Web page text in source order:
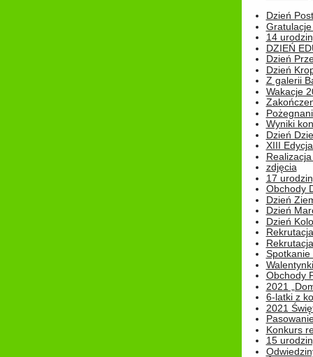
Dzień
14
DZIEŃ
Dzień
Dzień
Z galerii
Wakacje
Wyniki
Dzień
XIII
zdjęcia
17
Obchody
Dzień
Dzień
Dzień
Rekrutacja
Spotkanie
Obchody
2021
6-latki z
2021
Konkurs
15